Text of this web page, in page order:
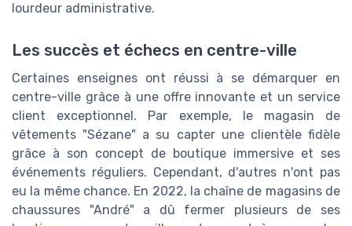
lourdeur administrative.
Les succès et échecs en centre-ville
Certaines enseignes ont réussi à se démarquer en
centre-ville grâce à une offre innovante et un service
client exceptionnel. Par exemple, le magasin de
vêtements "Sézane" a su capter une clientèle fidèle
grâce à son concept de boutique immersive et ses
événements réguliers. Cependant, d'autres n'ont pas
eu la même chance. En 2022, la chaîne de magasins de
chaussures "André" a dû fermer plusieurs de ses